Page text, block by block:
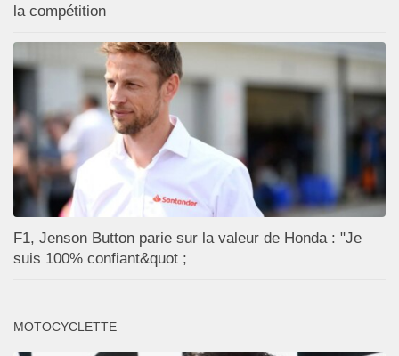
la compétition
F1, Jenson Button parie sur la valeur de Honda : "Je
suis 100% confiant&quot ;
MOTOCYCLETTE